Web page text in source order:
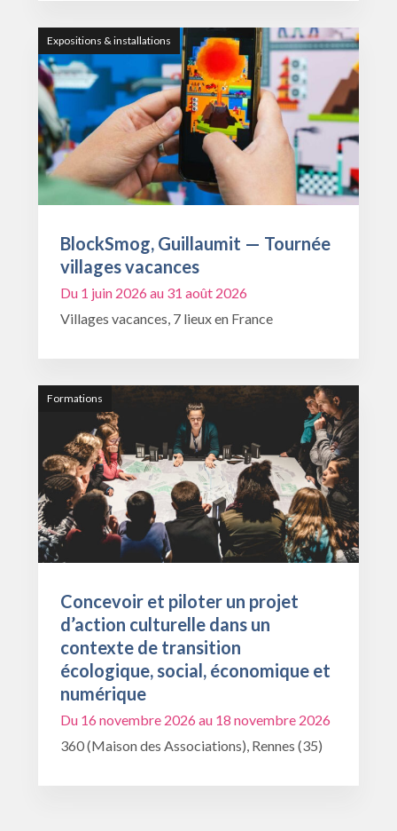
Expositions & installations
BlockSmog, Guillaumit — Tournée
villages vacances
Du 1 juin 2026 au 31 août 2026
Villages vacances, 7 lieux en France
Formations
Concevoir et piloter un projet
d’action culturelle dans un
contexte de transition
écologique, social, économique et
numérique
Du 16 novembre 2026 au 18 novembre 2026
360 (Maison des Associations), Rennes (35)